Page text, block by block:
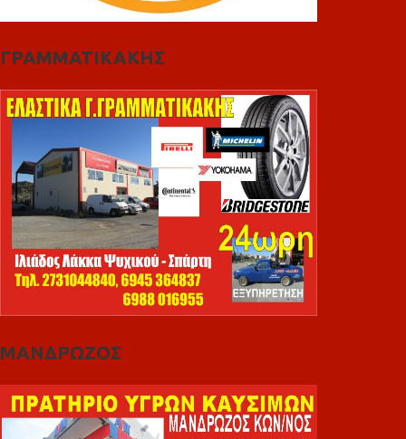
ΓΡΑΜΜΑΤΙΚΑΚΗΣ
ΜΑΝΔΡΩΖΟΣ